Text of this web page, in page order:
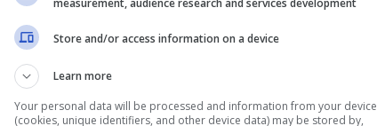
dei monumenti dell’arte etrusca, prodotto a
quadro indiziario che ha convinto il
procedura giudiziaria internazionale per
Store and/or access information on a device
Learn more
Your personal data will be processed and information from your device
(cookies, unique identifiers, and other device data) may be stored by,